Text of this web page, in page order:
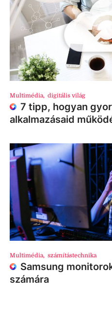
Multimédia, digitális világ
7 tipp, hogyan
alkalmazásaid
Multimédia, számítástechnika
Samsung
számára